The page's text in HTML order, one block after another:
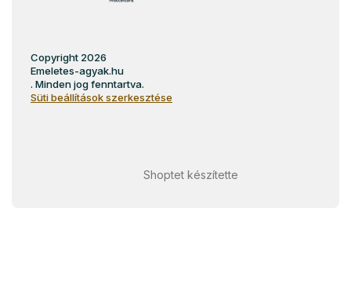
Shoptet készítette
Copyright 2026
Emeletes-agyak.hu
. Minden jog fenntartva.
Süti beállítások szerkesztése